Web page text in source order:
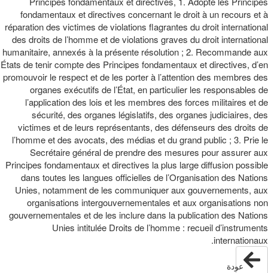
fondamentaux et directives concernant le droit à un recours et à
réparation des victimes de violations flagrantes du droit international
des droits de l’homme et de violations graves du droit international
humanitaire, annexés à la présente résolution ; 2. Recommande aux
États de tenir compte des Principes fondamentaux et directives, d’en
promouvoir le respect et de les porter à l’attention des membres des
organes exécutifs de l’État, en particulier les responsables de
l’application des lois et les membres des forces militaires et de
sécurité, des organes législatifs, des organes judiciaires, des
victimes et de leurs représentants, des défenseurs des droits de
l’homme et des avocats, des médias et du grand public ; 3. Prie le
Secrétaire général de prendre des mesures pour assurer aux
Principes fondamentaux et directives la plus large diffusion possible
dans toutes les langues officielles de l’Organisation des Nations
Unies, notamment de les communiquer aux gouvernements, aux
organisations intergouvernementales et aux organisations non
gouvernementales et de les inclure dans la publication des Nations
Unies intitulée Droits de l’homme : recueil d’instruments
internationaux.
عودة